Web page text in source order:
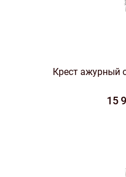
Крест ажурный
15